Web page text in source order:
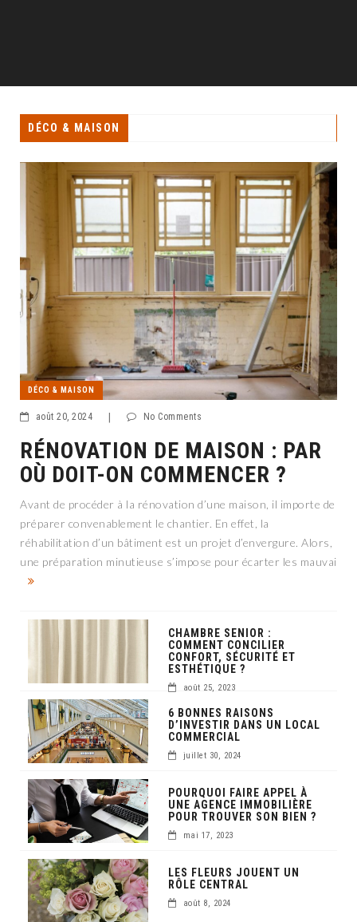
DÉCO & MAISON
DÉCO & MAISON
août 20, 2024 No Comments
RÉNOVATION DE MAISON : PAR
OÙ DOIT-ON COMMENCER ?
Avant de procéder à la rénovation d’une maison, il importe de
préparer convenablement le chantier. En effet, la
réhabilitation d’un bâtiment est un projet d’envergure. Alors,
une préparation minutieuse s’impose pour écarter les mauvai
CHAMBRE SENIOR :
COMMENT CONCILIER
CONFORT, SÉCURITÉ ET
ESTHÉTIQUE ?
août 25, 2023
6 BONNES RAISONS
D’INVESTIR DANS UN LOCAL
COMMERCIAL
juillet 30, 2024
POURQUOI FAIRE APPEL À
UNE AGENCE IMMOBILIÈRE
POUR TROUVER SON BIEN ?
mai 17, 2023
LES FLEURS JOUENT UN
RÔLE CENTRAL
août 8, 2024